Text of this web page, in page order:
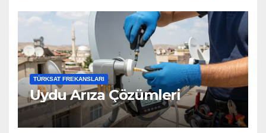
TÜRKSAT FREKANSLARI
Uydu Arıza Çözümleri